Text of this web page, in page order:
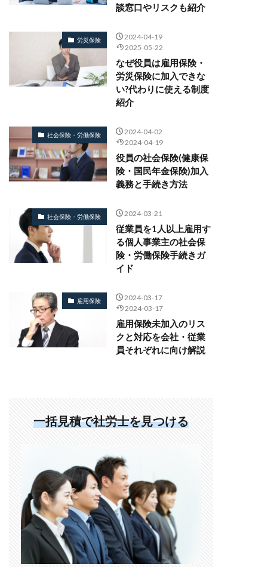
談窓口やリスクも紹介
労災保険
2024-04-19
2025-05-22
なぜ役員は雇用保険・
労災保険に加入できな
い?代わりに使える制度
紹介
社会保険・労働保険
2024-04-02
2024-04-19
役員の社会保険(健康保
険・国民年金保険)加入
義務と手続き方法
社会保険・労働保険 2024-03-21
従業員を1人以上雇用す
る個人事業主の社会保
険・労働保険手続きガ
イド
雇用保険
2024-03-17
2024-03-17
雇用保険未加入のリス
クと対応を会社・従業
員それぞれに向け解説
一括見積で社労士を見つける